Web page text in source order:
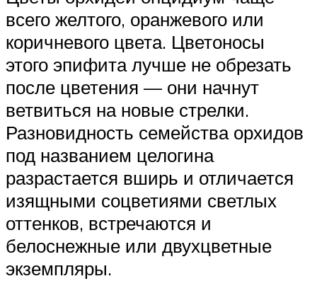
всего желтого, оранжевого или
коричневого цвета. Цветоносы
этого эпифита лучше не обрезать
после цветения — они начнут
ветвиться на новые стрелки.
Разновидность семейства орхидов
под названием целогина
разрастается вширь и отличается
изящными соцветиями светлых
оттенков, встречаются и
белоснежные или двухцветные
экземпляры.